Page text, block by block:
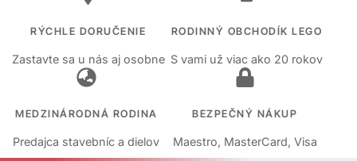
RÝCHLE DORUČENIE
Zastavte sa u nás aj osobne
RODINNÝ OBCHODÍK LEGO
S vami už viac ako 20 rokov
MEDZINÁRODNÁ RODINA
Predajca stavebníc a dielov
BEZPEČNÝ NÁKUP
Maestro, MasterCard, Visa